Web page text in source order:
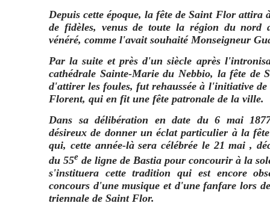
Depuis cette époque, la fête de Saint Flor attira
de fidèles, venus de toute la région du
vénéré, comme l'avait souhaité Monseigneur
Par la suite et près d'un siècle après
cathédrale Sainte-Marie du Nebbio, la fête de
d'attirer les foules, fut rehaussée à l'initiative
Florent, qui en fit une fête patronale de la ville.
Dans sa délibération en date du 6 mai
désireux de donner un éclat particulier à la
qui, cette année-là sera célébrée le 21 mai ,
du 55e de ligne de Bastia pour concourir à la
s'instituera cette tradition qui est encore
concours d'une musique et d'une fanfare lors
triennale de Saint Flor.